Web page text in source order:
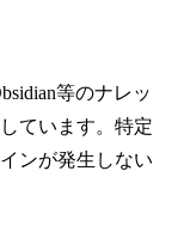
等のナレッ
ています。特定
ンが発生しない